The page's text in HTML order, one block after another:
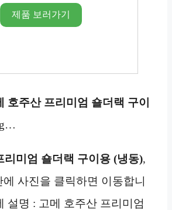
제품 보러가기
호주산 프리미엄 숄더랙 구이
리미엄 숄더랙 구이용 (냉동),
에 사진을 클릭하면 이동합니
설명 : 고메 호주산 프리미엄